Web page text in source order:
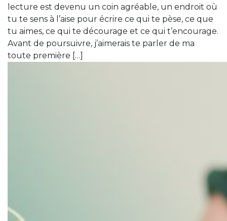
lecture est devenu un coin agréable, un endroit où
tu te sens à l’aise pour écrire ce qui te pèse, ce que
tu aimes, ce qui te décourage et ce qui t’encourage.
Avant de poursuivre, j’aimerais te parler de ma
toute première […]